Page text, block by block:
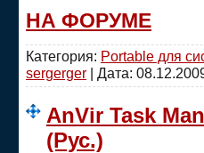
НА ФОРУМЕ
Категория: Portable для
sergerger | Дата:
AnVir Task
(Рус.)